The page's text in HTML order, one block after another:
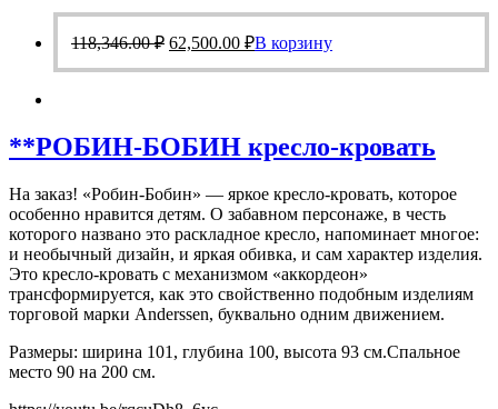
118,346.00₽ Первоначальная
составляла
62,500.00 ₽Текущая
цена:
В корзину
**РОБИН-БОБИН кресло-кровать
На заказ! «Робин-Бобин» — яркое кресло-кровать, которое
особенно нравится детям. О забавном персонаже, в честь
которого названо это раскладное кресло, напоминает многое:
и необычный дизайн, и яркая обивка, и сам характер изделия.
Это кресло-кровать с механизмом «аккордеон»
трансформируется, как это свойственно подобным изделиям
торговой марки Anderssen, буквально одним движением.
Размеры: ширина 101, глубина 100, высота 93 см.Спальное
место 90 на 200 см.